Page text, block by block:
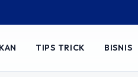
TIPS TRICK BISNIS